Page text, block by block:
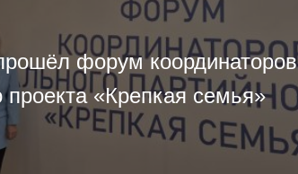
форум координаторов
проекта «Крепкая семья»